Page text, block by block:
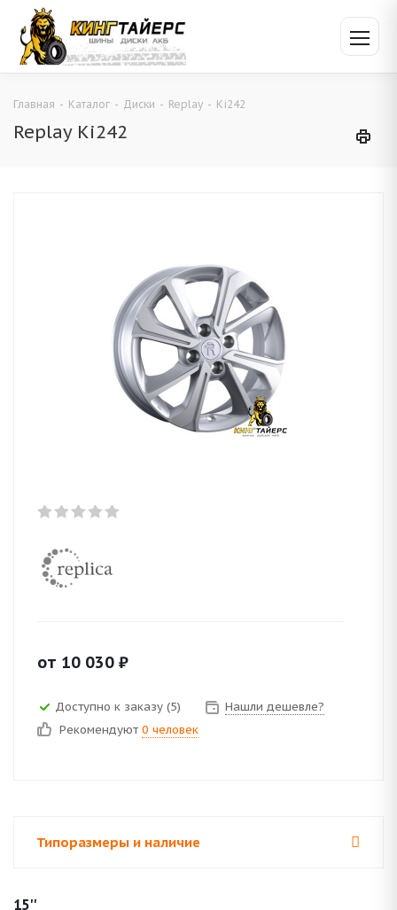
Главная - Каталог - Диски - Replay - Ki242
Replay Ki242
от 10 030 ₽
Доступно к заказу (5)
Нашли дешевле?
Рекомендуют 0 человек
Типоразмеры и наличие
15''